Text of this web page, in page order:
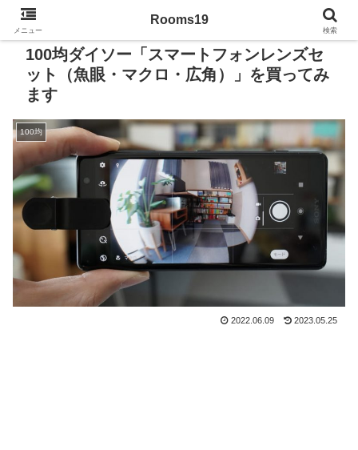
100均ダイソー「スマートフォンレンズセ
ット（魚眼・マクロ・広角）」を買ってみ
ます
100均
2022.06.09 2023.05.25
メニュー
Rooms19
検索